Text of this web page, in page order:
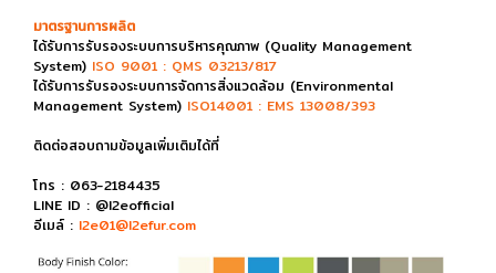
มาตรฐานการผลิต
ได้รับการรับรองระบบการบริหารคุณภาพ (Quality Management
System) ISO 9001 : QMS 03213/817
ได้รับการรับรองระบบการจัดการสิ่งแวดล้อม (Environmental
Management System) ISO14001 : EMS 13008/393
ติดต่อสอบถามข้อมูลเพิ่มเติมได้ที่
โทร : 063-2184435
LINE ID : @l2eofficial
อีเมล์ : l2e01@l2efur.com